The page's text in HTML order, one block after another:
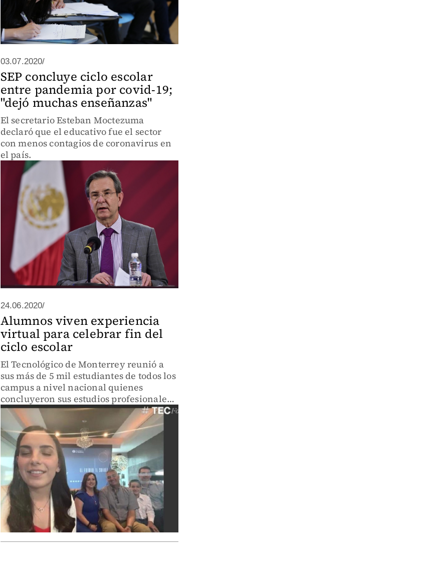
03.07.2020/
SEP concluye ciclo escolar
entre pandemia por covid-19;
"dejó muchas enseñanzas"
El secretario Esteban Moctezuma
declaró que el educativo fue el sector
con menos contagios de coronavirus en
el país.
24.06.2020/
Alumnos viven experiencia
virtual para celebrar fin del
ciclo escolar
El Tecnológico de Monterrey reunió a
sus más de 5 mil estudiantes de todos los
campus a nivel nacional quienes
concluyeron sus estudios profesionales
y de posgrado.